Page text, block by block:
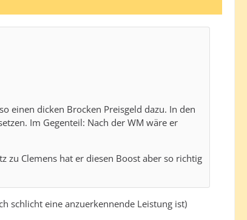
einen dicken Brocken Preisgeld dazu. In den
Im Gegenteil: Nach der WM wäre er
zu Clemens hat er diesen Boost aber so richtig
schlicht eine anzuerkennende Leistung ist)